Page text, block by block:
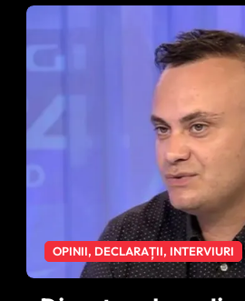
OPINII, DECLARAȚII, INTERVIURI